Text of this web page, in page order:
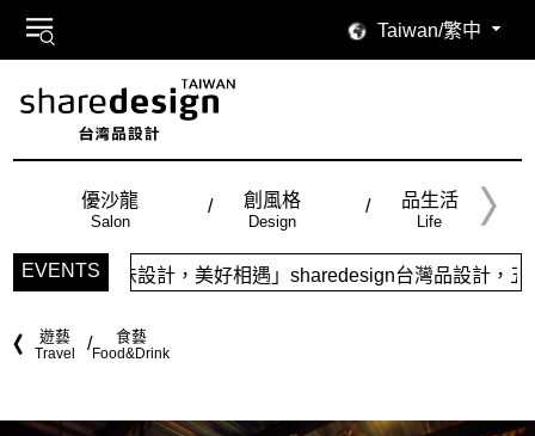
Taiwan/繁中
優沙龍
Salon
創風格
Design
品生活
Life
EVENTS
，美好相遇」sharedesign台灣品設計，五大特色主題，簡潔
遊藝
Travel
食藝
Food&Drink